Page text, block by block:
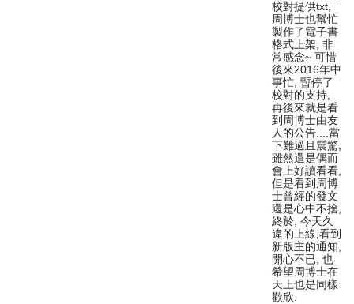
校對提供txt,
周博士也幫忙
製作了電子書
格式上架, 非
常感念~ 可惜
後來2016年中
事忙, 暫停了
校對的支持,
再後來就是看
到周博士由友
人的公告....當
下難過且震驚,
雖然還是偶而
會上好讀看看,
但是看到周博
士曾經的發文
還是心中不捨,
終於, 今天久
違的上線,看到
新版主的通知,
開心不已, 也
希望周博士在
天上也是同樣
歡欣.